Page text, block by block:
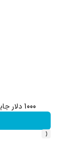
1000 دلار جایزه ببر 💲🤑💲 بازی کن و گردونه بچرخون
‹